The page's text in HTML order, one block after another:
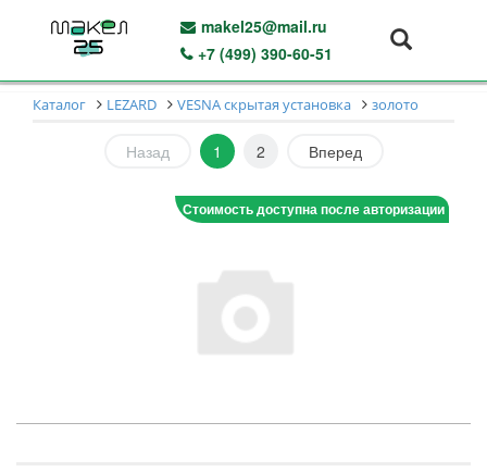
makel25@mail.ru
+7 (499) 390-60-51
Каталог LEZARD VESNA скрытая установка золото
Назад 1 2 Вперед
Стоимость доступна после авторизации